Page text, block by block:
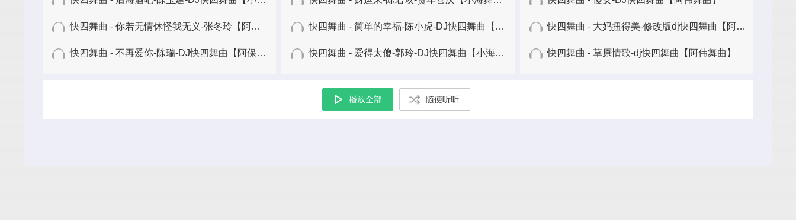
快四舞曲 - 你若无情休怪我无义-张冬玲【阿保舞曲】
快四舞曲 - 不再爱你-陈瑞-DJ快四舞曲【阿保舞曲】
快四舞曲 - 简单的幸福-陈小虎-DJ快四舞曲【小海舞曲】
快四舞曲 - 爱得太傻-郭玲-DJ快四舞曲【小海舞曲】
快四舞曲 - 大妈扭得美-修改版dj快四舞曲【阿伟舞曲】
快四舞曲 - 草原情歌-dj快四舞曲【阿伟舞曲】